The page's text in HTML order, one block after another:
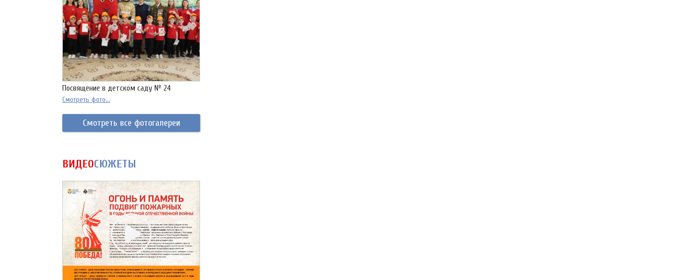
Посвящение в детском саду № 24
Смотреть фото...
Смотреть все фотогалереи
ВИДЕОСЮЖЕТЫ